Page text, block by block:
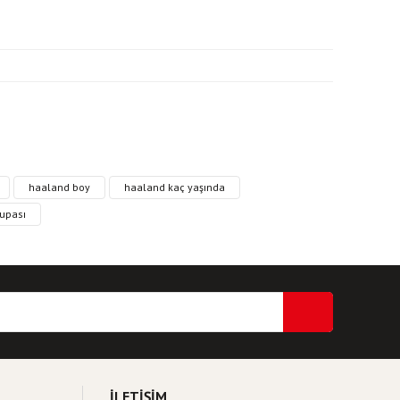
formunu kullanarak tarafımıza iletebilirsiniz.
haaland boy
haaland kaç yaşında
İLETİŞİM